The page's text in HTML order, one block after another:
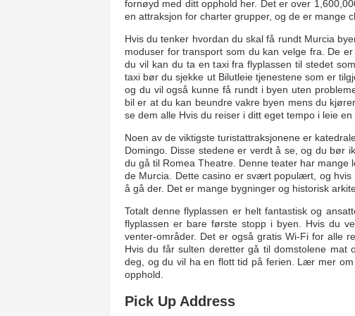
fornøyd med ditt opphold her. Det er over
en attraksjon for charter grupper, og de er mange
Hvis du tenker hvordan du skal få rundt Murcia
moduser for transport som du kan velge fra. De
du vil kan du ta en taxi fra flyplassen til stedet
taxi bør du sjekke ut Bilutleie tjenestene som er
og du vil også kunne få rundt i byen uten
bil er at du kan beundre vakre byen mens du
se dem alle Hvis du reiser i ditt eget tempo i leie en
Noen av de viktigste turistattraksjonene er
Domingo. Disse stedene er verdt å se, og du bør
du gå til Romea Theatre. Denne teater har
de Murcia. Dette casino er svært populært, og
å gå der. Det er mange bygninger og historisk
Totalt denne flyplassen er helt fantastisk og
flyplassen er bare første stopp i byen. Hvis du
venter-områder. Det er også gratis Wi-Fi for alle
Hvis du får sulten deretter gå til domstolene mat
deg, og du vil ha en flott tid på ferien. Lær mer
opphold.
Pick Up Address